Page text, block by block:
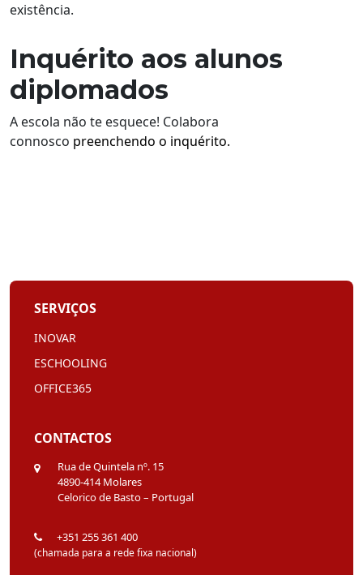
existência.
Inquérito aos alunos
diplomados
A escola não te esquece! Colabora
connosco preenchendo o inquérito.
SERVIÇOS
INOVAR
ESCHOOLING
OFFICE365
CONTACTOS
Rua de Quintela nº. 15
4890-414 Molares
Celorico de Basto – Portugal
+351 255 361 400
(chamada para a rede fixa nacional)